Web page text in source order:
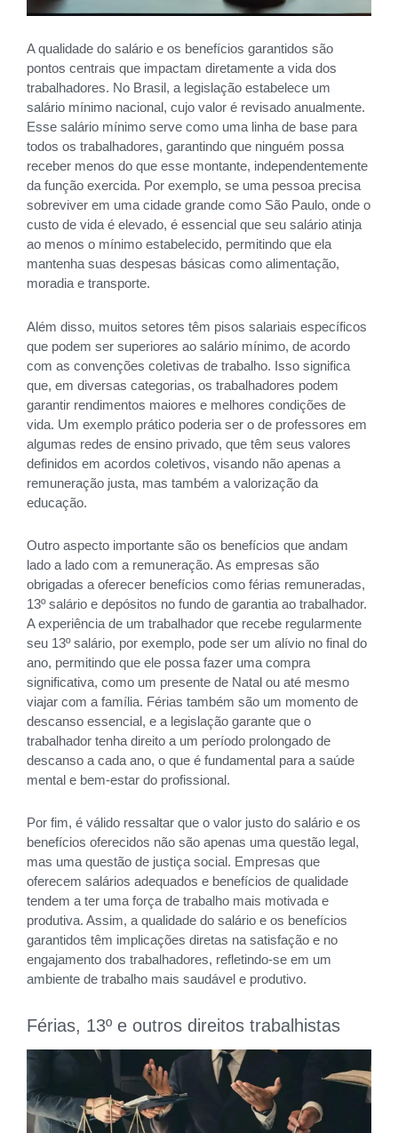
A qualidade do salário e os benefícios garantidos são
pontos centrais que impactam diretamente a vida dos
trabalhadores. No Brasil, a legislação estabelece um
salário mínimo nacional, cujo valor é revisado anualmente.
Esse salário mínimo serve como uma linha de base para
todos os trabalhadores, garantindo que ninguém possa
receber menos do que esse montante, independentemente
da função exercida. Por exemplo, se uma pessoa precisa
sobreviver em uma cidade grande como São Paulo, onde o
custo de vida é elevado, é essencial que seu salário atinja
ao menos o mínimo estabelecido, permitindo que ela
mantenha suas despesas básicas como alimentação,
moradia e transporte.
Além disso, muitos setores têm pisos salariais específicos
que podem ser superiores ao salário mínimo, de acordo
com as convenções coletivas de trabalho. Isso significa
que, em diversas categorias, os trabalhadores podem
garantir rendimentos maiores e melhores condições de
vida. Um exemplo prático poderia ser o de professores em
algumas redes de ensino privado, que têm seus valores
definidos em acordos coletivos, visando não apenas a
remuneração justa, mas também a valorização da
educação.
Outro aspecto importante são os benefícios que andam
lado a lado com a remuneração. As empresas são
obrigadas a oferecer benefícios como férias remuneradas,
13º salário e depósitos no fundo de garantia ao trabalhador.
A experiência de um trabalhador que recebe regularmente
seu 13º salário, por exemplo, pode ser um alívio no final do
ano, permitindo que ele possa fazer uma compra
significativa, como um presente de Natal ou até mesmo
viajar com a família. Férias também são um momento de
descanso essencial, e a legislação garante que o
trabalhador tenha direito a um período prolongado de
descanso a cada ano, o que é fundamental para a saúde
mental e bem-estar do profissional.
Por fim, é válido ressaltar que o valor justo do salário e os
benefícios oferecidos não são apenas uma questão legal,
mas uma questão de justiça social. Empresas que
oferecem salários adequados e benefícios de qualidade
tendem a ter uma força de trabalho mais motivada e
produtiva. Assim, a qualidade do salário e os benefícios
garantidos têm implicações diretas na satisfação e no
engajamento dos trabalhadores, refletindo-se em um
ambiente de trabalho mais saudável e produtivo.
Férias, 13º e outros direitos trabalhistas